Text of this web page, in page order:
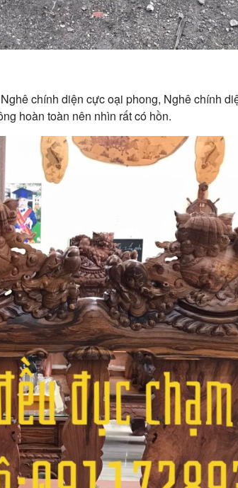
chính diện cực oại phong, Nghê chính
hoàn toàn nên nhìn rất có hồn.